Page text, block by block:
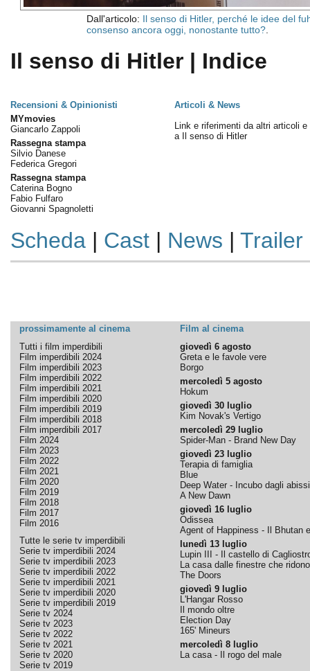
Dall'articolo: Il senso di Hitler, perché le idee del
consenso ancora oggi, nonostante tutto?.
Il senso di Hitler | Indice
Recensioni & Opinionisti
Articoli & News
MYmovies
Giancarlo Zappoli
Rassegna stampa
Silvio Danese
Federica Gregori
Rassegna stampa
Caterina Bogno
Fabio Fulfaro
Giovanni Spagnoletti
Link e riferimenti da altri articoli e
a Il senso di Hitler
Scheda| Cast| News | Trailer
prossimamente al cinema
Film al cinema
Tutti i film imperdibili
Film imperdibili 2024
Film imperdibili 2023
Film imperdibili 2022
Film imperdibili 2021
Film imperdibili 2020
Film imperdibili 2019
Film imperdibili 2018
Film imperdibili 2017
Film 2024
Film 2023
Film 2022
Film 2021
Film 2020
Film 2019
Film 2018
Film 2017
Film 2016
Tutte le serie tv imperdibili
Serie tv imperdibili 2024
Serie tv imperdibili 2023
Serie tv imperdibili 2022
Serie tv imperdibili 2021
Serie tv imperdibili 2020
Serie tv imperdibili 2019
Serie tv 2024
Serie tv 2023
Serie tv 2022
Serie tv 2021
Serie tv 2020
Serie tv 2019
giovedì 6 agosto
Greta e le favole vere
Borgo
mercoledì 5 agosto
Hokum
giovedì 30 luglio
Kim Novak's Vertigo
mercoledì 29 luglio
Spider-Man - Brand New Day
giovedì 23 luglio
Terapia di famiglia
Blue
Deep Water - Incubo dagli abissi
A New Dawn
giovedì 16 luglio
Odissea
Agent of Happiness - Il Bhutan
lunedì 13 luglio
Lupin III - Il castello di
La casa dalle finestre che ridono
The Doors
giovedì 9 luglio
L'Hangar Rosso
Il mondo oltre
Election Day
165' Mineurs
mercoledì 8 luglio
La casa - Il rogo del male